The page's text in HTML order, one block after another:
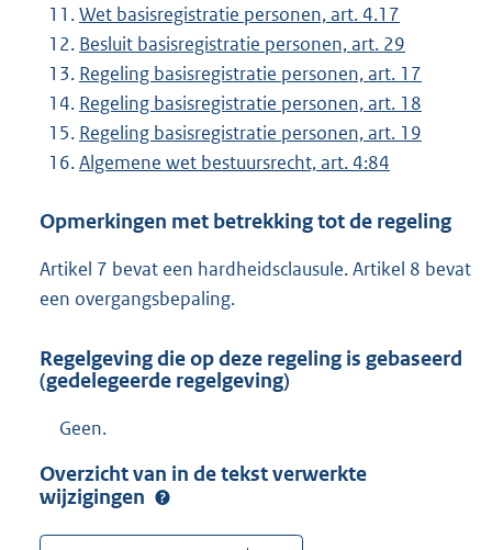
Wet basisregistratie personen, art. 4.17
Besluit basisregistratie personen, art. 29
Regeling basisregistratie personen, art. 17
Regeling basisregistratie personen, art. 18
Regeling basisregistratie personen, art. 19
Algemene wet bestuursrecht, art. 4:84
Opmerkingen met betrekking tot de regeling
Artikel 7 bevat een hardheidsclausule. Artikel 8 bevat
een overgangsbepaling.
Regelgeving die op deze regeling is gebaseerd
(gedelegeerde regelgeving)
Geen.
Overzicht van in de tekst verwerkte
wijzigingen